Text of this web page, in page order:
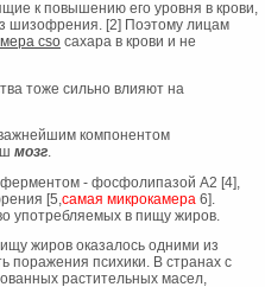
к повышению его уровня в крови,
шизофрения. [2] Поэтому лицам
cso сахара в крови и не
тоже сильно влияют на
компонентом
мозг
- фосфолипазой А2 [4],
[5, самая микрокамера 6].
употребляемых в пищу жиров.
жиров оказалось одними из
поражения психики. В странах с
растительных масел,